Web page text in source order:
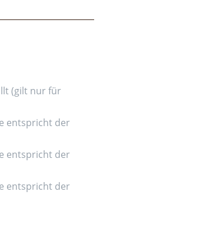
(gilt nur für
entspricht der
entspricht der
entspricht der